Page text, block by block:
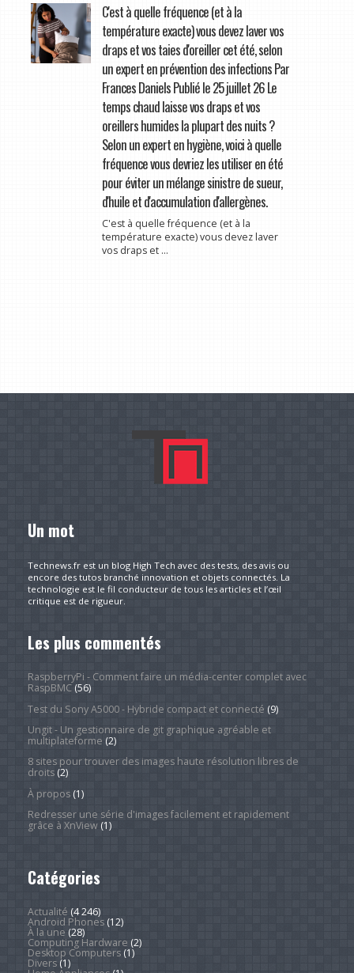
C'est à quelle fréquence (et à la
température exacte) vous devez laver vos
draps et vos taies d'oreiller cet été, selon
un expert en prévention des infections Par
Frances Daniels Publié le 25 juillet 26 Le
temps chaud laisse vos draps et vos
oreillers humides la plupart des nuits ?
Selon un expert en hygiène, voici à quelle
fréquence vous devriez les utiliser en été
pour éviter un mélange sinistre de sueur,
d'huile et d'accumulation d'allergènes.
C'est à quelle fréquence (et à la
température exacte) vous devez laver
vos draps et ...
Un mot
Technews.fr est un blog High Tech avec des tests, des avis ou
encore des tutos branché innovation et objets connectés. La
technologie est le fil conducteur de tous les articles et l’œil
critique est de rigueur.
Les plus commentés
RaspberryPi - Comment faire un média-center complet avec
RaspBMC(56)
Test du Sony A5000 - Hybride compact et connecté (9)
Ungit - Un gestionnaire de git graphique agréable et
multiplateforme (2)
8 sites pour trouver des images haute résolution libres de
droits(2)
À propos(1)
Redresser une série d'images facilement et rapidement
grâce à XnView(1)
Catégories
Actualité (4 246)
Android Phones(12)
À la une (28)
Computing Hardware (2)
Desktop Computers(1)
Divers(1)